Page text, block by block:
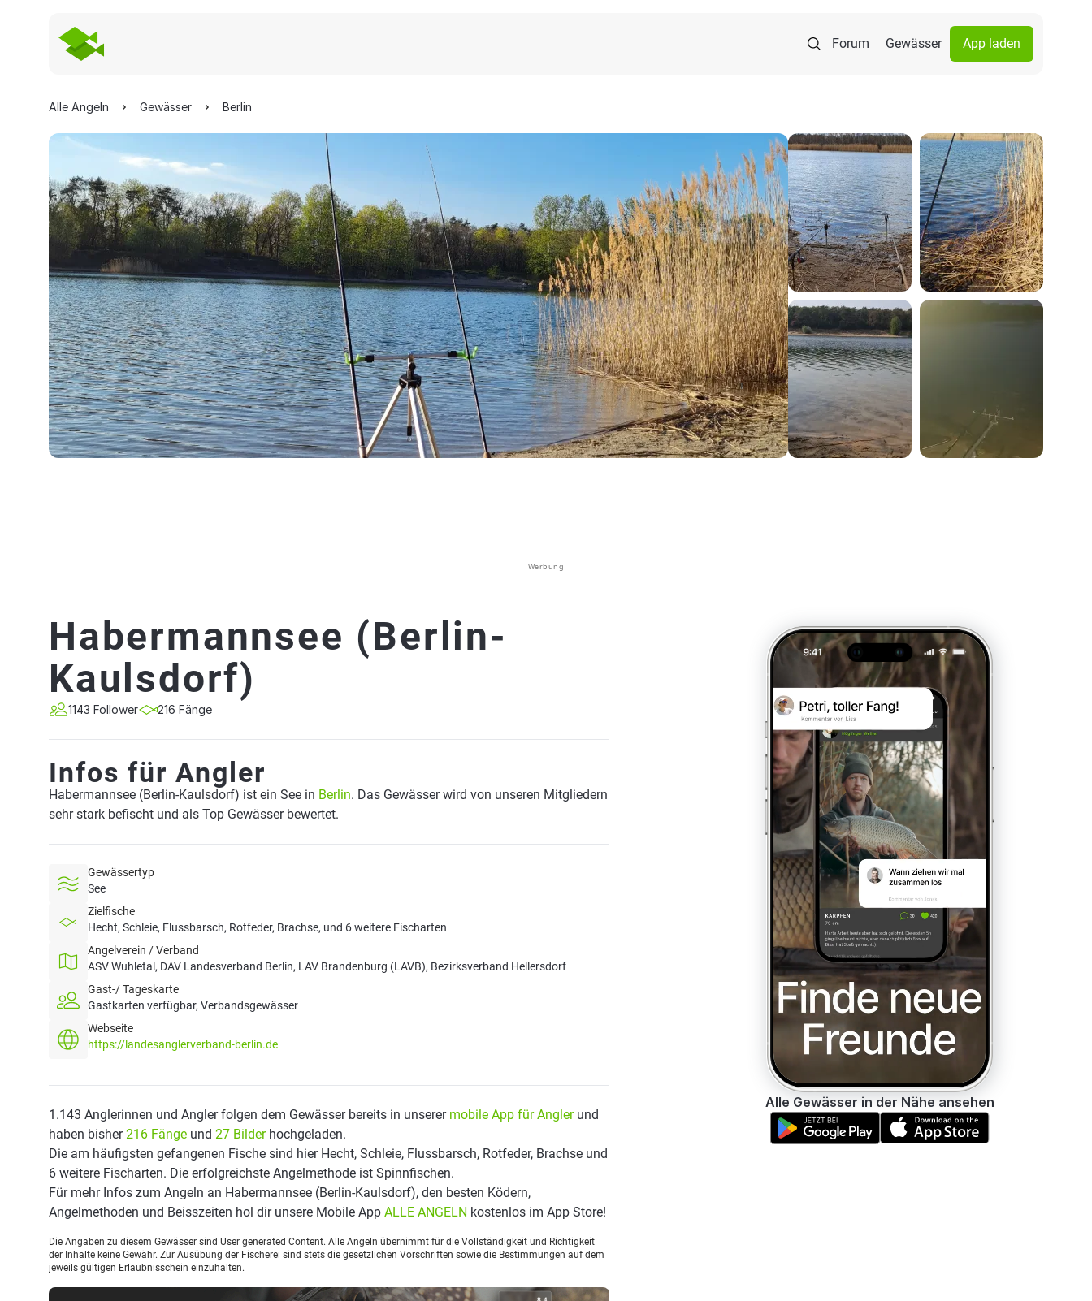
Forum Gewässer App laden
Alle Angeln Gewässer Berlin
Werbung
Habermannsee (Berlin-
Kaulsdorf)
1143 Follower 216 Fänge
Infos für Angler
Habermannsee (Berlin-Kaulsdorf) ist ein See in Berlin. Das Gewässer wird von unseren Mitgliedern
sehr stark befischt und als Top Gewässer bewertet.
Gewässertyp
See
Zielfische
Hecht, Schleie, Flussbarsch, Rotfeder, Brachse, und 6 weitere Fischarten
Angelverein / Verband
ASV Wuhletal, DAV Landesverband Berlin, LAV Brandenburg (LAVB), Bezirksverband Hellersdorf
Gast-/ Tageskarte
Gastkarten verfügbar, Verbandsgewässer
Webseite
https://landesanglerverband-berlin.de
1.143 Anglerinnen und Angler folgen dem Gewässer bereits in unserer mobile App für Anglerund
haben bisher216 Fänge und 27 Bilderhochgeladen.
Die am häufigsten gefangenen Fische sind hier Hecht, Schleie, Flussbarsch, Rotfeder, Brachse und
6 weitere Fischarten. Die erfolgreichste Angelmethode ist Spinnfischen.
Für mehr Infos zum Angeln an Habermannsee (Berlin-Kaulsdorf), den besten Ködern,
Angelmethoden und Beisszeiten hol dir unsere Mobile App ALLE ANGELN kostenlos im App Store!
Die Angaben zu diesem Gewässer sind User generated Content. Alle Angeln übernimmt für die Vollständigkeit und Richtigkeit
der Inhalte keine Gewähr. Zur Ausübung der Fischerei sind stets die gesetzlichen Vorschriften sowie die Bestimmungen auf dem
jeweils gültigen Erlaubnisschein einzuhalten.
Alle Gewässer in der Nähe ansehen